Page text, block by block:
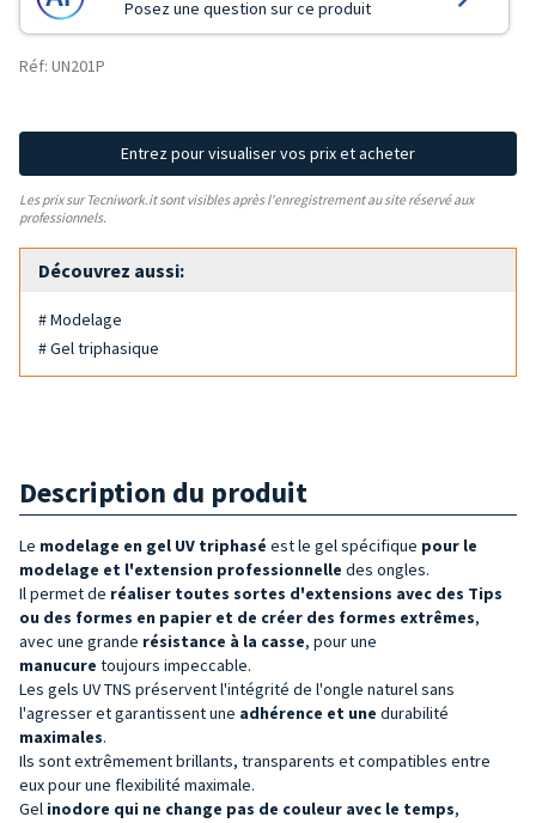
Posez une question sur ce produit
Réf: UN201P
Entrez pour visualiser vos prix et acheter
Les prix sur Tecniwork.it sont visibles après l'enregistrement au site réservé aux
professionnels.
Découvrez aussi:
# Modelage
# Gel triphasique
Description du produit
Le modelage en gel UV triphasé est le gel spécifique pour le
modelage et l'extension professionnelle des ongles.
Il permet de réaliser toutes sortes d'extensions avec des Tips
ou des formes en papier et de créer des formes extrêmes,
avec une grande résistance à la casse, pour une
manucure toujours impeccable.
Les gels UV TNS préservent l'intégrité de l'ongle naturel sans
l'agresser et garantissent une adhérence et une durabilité
maximales.
Ils sont extrêmement brillants, transparents et compatibles entre
eux pour une flexibilité maximale.
Gel inodore qui ne change pas de couleur avec le temps,